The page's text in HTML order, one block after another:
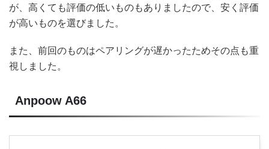
が、高くても評価の低いものもありましたので、安く評価
が高いものを選びました。
また、前回のものはペアリングが遅かったためその点も重
視しました。
Anpoow A66